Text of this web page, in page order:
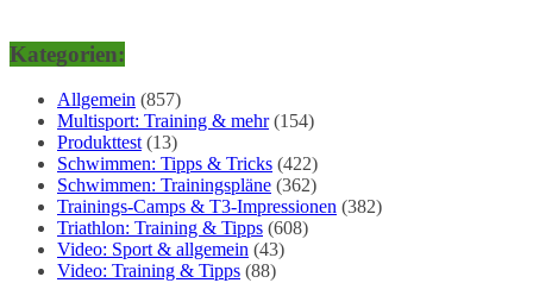
Kategorien:
Allgemein (857)
Multisport: Training & mehr(154)
Produkttest(13)
Schwimmen: Tipps & Tricks (422)
Schwimmen: Trainingspläne (362)
Trainings-Camps & T3-Impressionen (382)
Triathlon: Training & Tipps (608)
Video: Sport & allgemein (43)
Video: Training & Tipps (88)